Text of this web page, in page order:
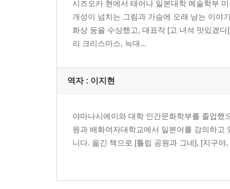
시즈오카 현에서 태어나 일본대학 예술학부
개성이 넘치는 그림과 가슴에 오래 남는 이야
화상 등을 수상했고, 대표작 [고 녀석 맛있겠
리 크리스마스, 늑대...
역자 : 이지현
야마나시에이와 대학 인간문화학부를 졸업
원과 배화여자대학교에서 일본어를 강의하
니다. 옮긴 책으로 [튤립 공원과 그네], [지구